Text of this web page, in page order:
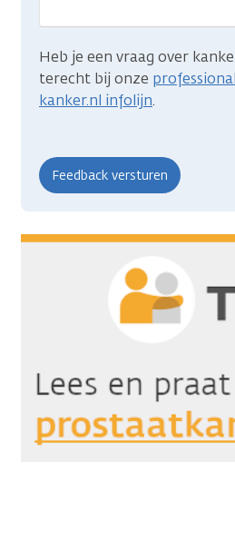
Heb je een vraag over
terecht bij onze
kanker.nl infolijn.